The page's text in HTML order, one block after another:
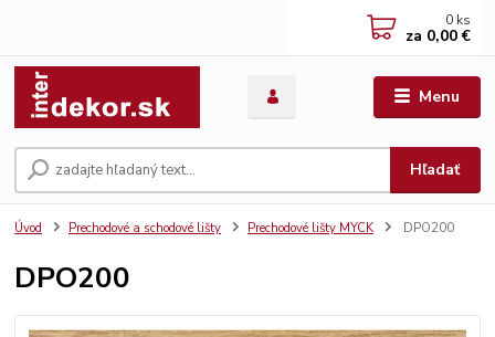
Menu
Hľadať
0 ks
za 0,00 €
Úvod Prechodové a schodové lišty Prechodové lišty MYCK DPO200
DPO200